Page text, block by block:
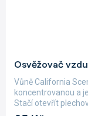
Osvěžovač
hodnocení
produktu
je
5,0
Vůně California
koncentrovanou a
Stačí otevřít